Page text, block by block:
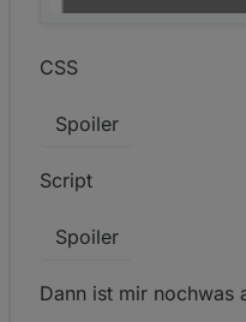
CSS
Spoiler
Script
Spoiler
Dann ist mir nochwas